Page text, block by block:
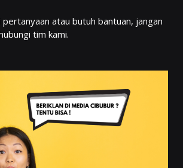
pertanyaan atau butuh bantuan, jangan
tim kami.